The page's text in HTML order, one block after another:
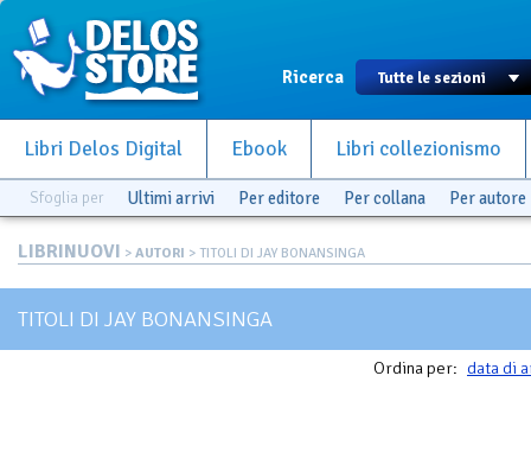
Ricerca
Libri Delos Digital Ebook Libri collezionismo
Sfoglia per Ultimi arrivi Per editore Per collana Per autore
LIBRINUOVI > AUTORI > TITOLI DI JAY BONANSINGA
TITOLI DI JAY BONANSINGA
Ordina per: data di